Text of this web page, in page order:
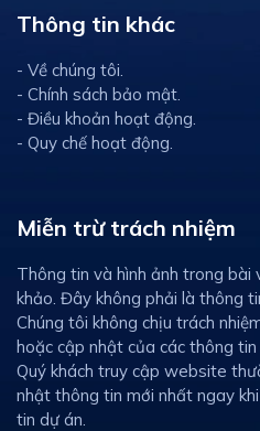
Thông tin khác
- Về chúng tôi.
- Chính sách bảo mật.
- Điều khoản hoạt động.
- Quy chế hoạt động.
Miễn trừ trách nhiệm
Thông tin và hình ảnh trong
khảo. Đây không phải là thông
Chúng tôi không chịu trách
hoặc cập nhật của các thông
Quý khách truy cập website
nhật thông tin mới nhất ngay
tin dự án.